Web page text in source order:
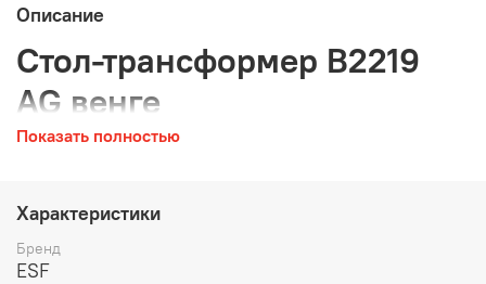
Описание
Стол-трансформер В2219
AG венге
Показать полностью
Характеристики
Бренд
ESF